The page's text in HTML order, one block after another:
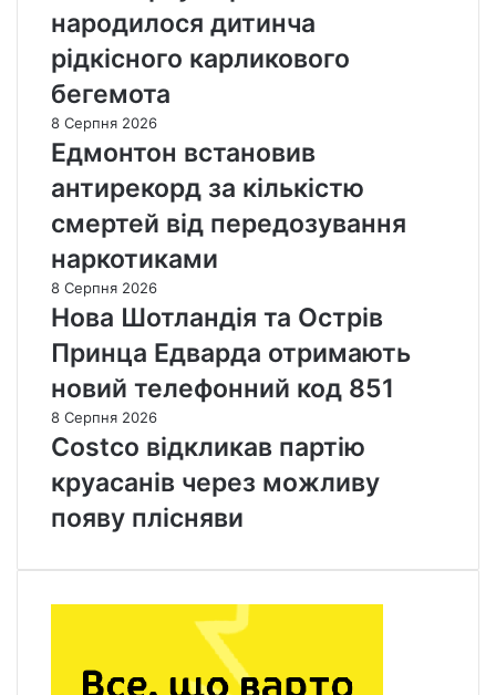
народилося дитинча
рідкісного карликового
бегемота
8 Серпня 2026
Едмонтон встановив
антирекорд за кількістю
смертей від передозування
наркотиками
8 Серпня 2026
Нова Шотландія та Острів
Принца Едварда отримають
новий телефонний код 851
8 Серпня 2026
Costco відкликав партію
круасанів через можливу
появу плісняви